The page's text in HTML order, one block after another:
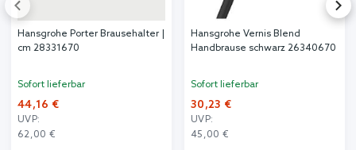
Hansgrohe Porter Brausehalter |
cm 28331670
Sofort lieferbar
44,16 €
UVP:
62,00 €
Hansgrohe Vernis Blend
Handbrause schwarz 26340670
Sofort lieferbar
30,23 €
UVP:
45,00 €